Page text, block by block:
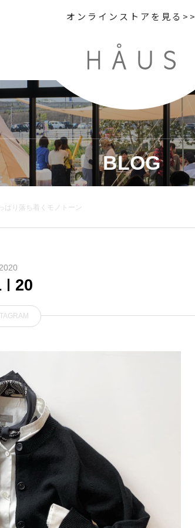
オンラインストアを見る>>
BLOG
ぱり落ち着くモノトーン
20
．ゆったりとした身幅にすっ
きりと揃えられた短い着丈。